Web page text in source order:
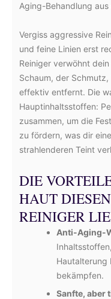
Aging-Behandlung aus
Vergiss aggressive
und feine Linien erst
Reiniger verwöhnt
Schaum, der
effektiv entfernt. Die
Hauptinhaltsstoffen:
zusammen, um die
zu fördern, was dir
strahlenderen Teint
DIE
HAUT
REINIGER
Anti-Aging-
Hautalterung
bekämpfen.
Sanfte, aber